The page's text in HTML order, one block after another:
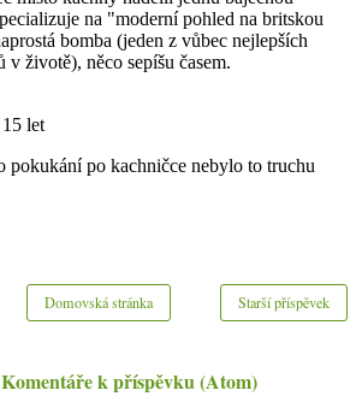
Starší příspěvek
Domovská stránka
Komentáře k příspěvku (Atom)